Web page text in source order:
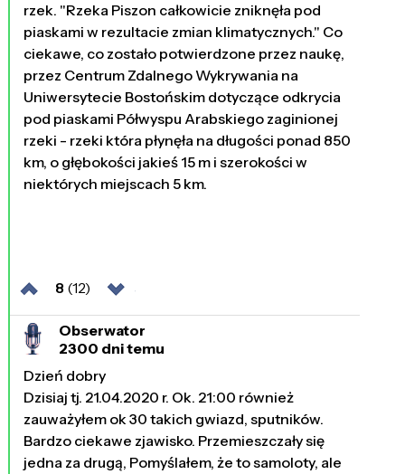
rzek. "Rzeka Piszon całkowicie zniknęła pod
piaskami w rezultacie zmian klimatycznych." Co
ciekawe, co zostało potwierdzone przez naukę,
przez Centrum Zdalnego Wykrywania na
Uniwersytecie Bostońskim dotyczące odkrycia
pod piaskami Półwyspu Arabskiego zaginionej
rzeki - rzeki która płynęła na długości ponad 850
km, o głębokości jakieś 15 m i szerokości w
niektórych miejscach 5 km.
8 (12)
Obserwator
2300 dni temu
Dzień dobry
Dzisiaj tj. 21.04.2020 r. Ok. 21:00 również
zauważyłem ok 30 takich gwiazd, sputników.
Bardzo ciekawe zjawisko. Przemieszczały się
jedna za drugą, Pomyślałem, że to samoloty, ale